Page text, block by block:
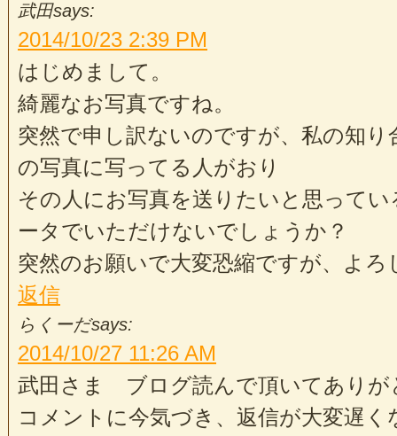
武田says:
2014/10/23 2:39 PM
はじめまして。
綺麗なお写真ですね。
突然で申し訳ないのですが、私の知り
の写真に写ってる人がおり
その人にお写真を送りたいと思って
ータでいただけないでしょうか？
突然のお願いで大変恐縮ですが、よ
返信
らくーだsays:
2014/10/27 11:26 AM
武田さま ブログ読んで頂いてあり
コメントに今気づき、返信が大変遅